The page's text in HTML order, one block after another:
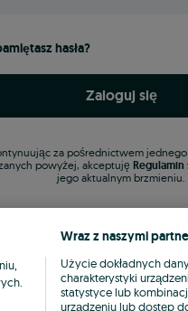
hasła?
Zaloguj się
za pośrednictwem
powyżej, akceptuję Regulamin
jego aktualnym brzmieniu.
Wraz z naszymi
Użycie dokładnych
charakterystyki
statystyce lub
urządzeniu lub dostęp